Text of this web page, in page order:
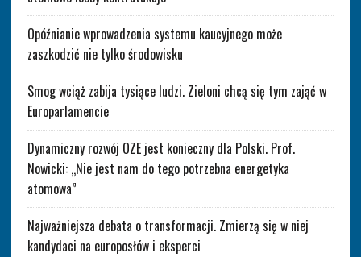
Opóźnianie wprowadzenia systemu kaucyjnego może
zaszkodzić nie tylko środowisku
Smog wciąż zabija tysiące ludzi. Zieloni chcą się tym zająć w
Europarlamencie
Dynamiczny rozwój OZE jest konieczny dla Polski. Prof.
Nowicki: „Nie jest nam do tego potrzebna energetyka
atomowa”
Najważniejsza debata o transformacji. Zmierzą się w niej
kandydaci na europosłów i eksperci